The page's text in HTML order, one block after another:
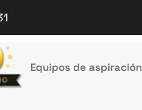
Equipos de aspiración